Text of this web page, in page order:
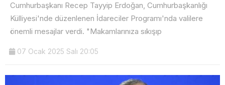
Cumhurbaşkanı Recep Tayyip Erdoğan, Cumhurbaşkanlığı
Külliyesi'nde düzenlenen İdareciler Programı'nda valilere
önemli mesajlar verdi. "Makamlarınıza sıkışıp
07 Ocak 2025 Salı 20:05